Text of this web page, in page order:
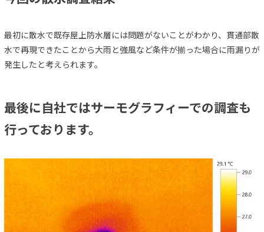
最初に散水で既存屋上防水層には問題がないことがわかり、貫通部散
水で再現できたことから大雨と強風など条件が揃った場合に雨漏りが
発生したと考えられます。
最後に自社ではサーモグラフィーでの調査も
行っております。